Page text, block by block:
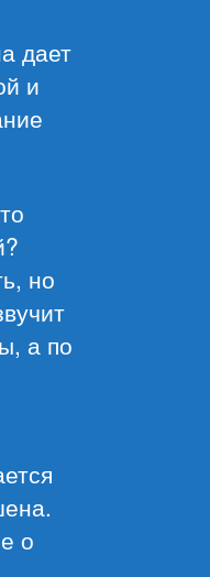
дает
и
но
а по
о